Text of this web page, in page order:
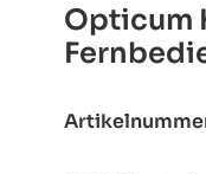
Opticum